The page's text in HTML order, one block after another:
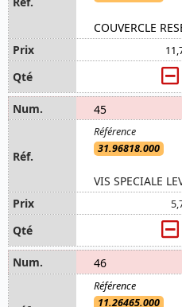
COUVERCLE
45
31.96818.000
VIS SPECIALE
46
11.26465.000